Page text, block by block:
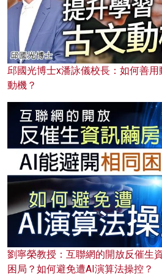
邱國光博士x潘詠儀校長：如何善
動機？
劉寧榮教授：互聯網的開放反催生
困局？如何避免遭AI演算法操控？